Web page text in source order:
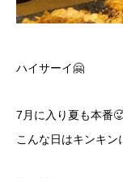
ハイサーイ🤗
7月に入り夏も本番
こんな日はキンキ